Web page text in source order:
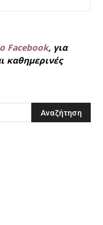
Facebook, για
καθημερινές